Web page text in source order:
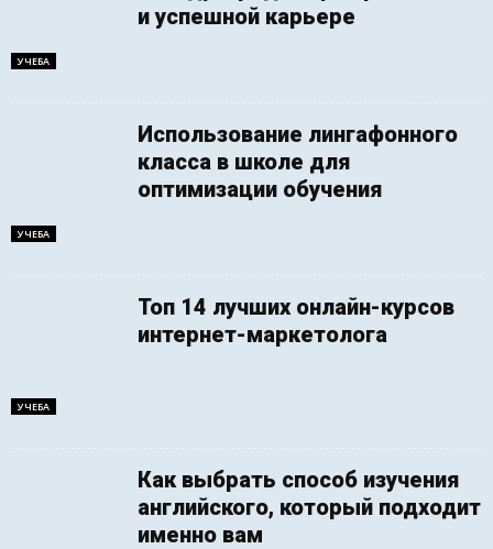
УЧЕБА
и успешной карьере
УЧЕБА
Использование лингафонного
класса в школе для
оптимизации обучения
УЧЕБА
Топ 14 лучших онлайн-курсов
интернет-маркетолога
Как выбрать способ изучения
английского, который подходит
именно вам